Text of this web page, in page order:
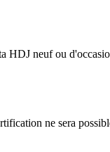
HDJ neuf ou
ne sera